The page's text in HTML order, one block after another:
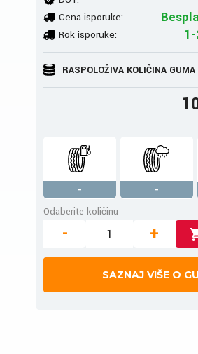
Cena isporuke:
Rok isporuke:
RASPOLOŽIVA KOLIČINA GUMA
- -
Odaberite količinu
- +
SAZNAJ VIŠE O